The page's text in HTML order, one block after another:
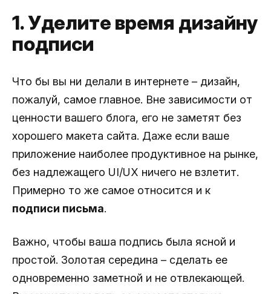
1. Уделите время дизайну
подписи
Что бы вы ни делали в интернете – дизайн,
пожалуй, самое главное. Вне зависимости от
ценности вашего блога, его не заметят без
хорошего макета сайта. Даже если ваше
приложение наиболее продуктивное на рынке,
без надлежащего UI/UX ничего не взлетит.
Примерно то же самое относится и к
подписи письма.
Важно, чтобы ваша подпись была ясной и
простой. Золотая середина – сделать ее
одновременно заметной и не отвлекающей.